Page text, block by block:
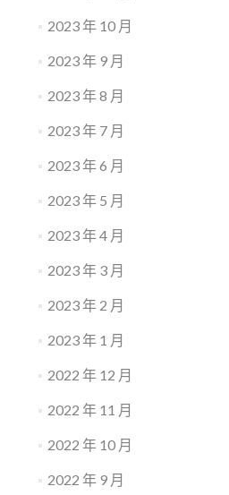
2023 年 10 月
2023 年 9 月
2023 年 8 月
2023 年 7 月
2023 年 6 月
2023 年 5 月
2023 年 4 月
2023 年 3 月
2023 年 2 月
2023 年 1 月
2022 年 12 月
2022 年 11 月
2022 年 10 月
2022 年 9 月